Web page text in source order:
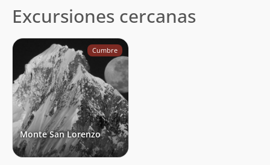
Excursiones cercanas
Cumbre
Monte San Lorenzo